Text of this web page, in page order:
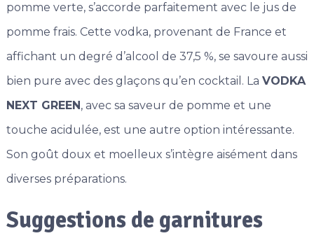
pomme verte, s’accorde parfaitement avec le jus de
pomme frais. Cette vodka, provenant de France et
affichant un degré d’alcool de 37,5 %, se savoure aussi
bien pure avec des glaçons qu’en cocktail. La VODKA
NEXT GREEN , avec sa saveur de pomme et une
touche acidulée, est une autre option intéressante.
Son goût doux et moelleux s’intègre aisément dans
diverses préparations.
Suggestions de garnitures